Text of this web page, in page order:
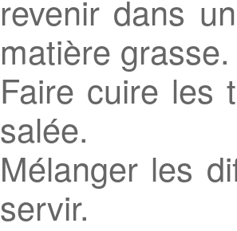
revenir dans
matière grasse.
Faire cuire les
salée.
Mélanger les
servir.